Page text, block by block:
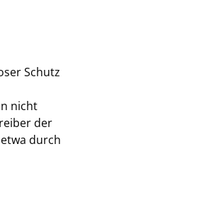
Schutz
nicht
der
durch